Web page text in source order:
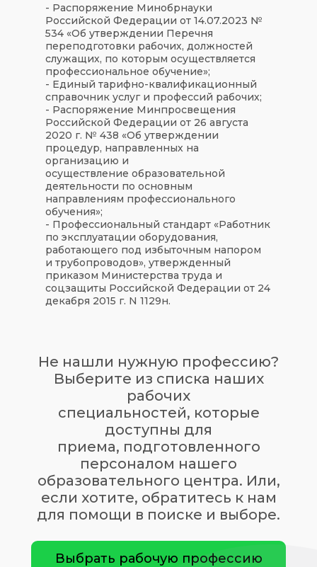
- Распоряжение Минобрнауки
Российской Федерации от 14.07.2023 №
534 «Об утверждении Перечня
переподготовки рабочих, должностей
служащих, по которым осуществляется
профессиональное обучение»;
- Единый тарифно-квалификационный
справочник услуг и профессий рабочих;
- Распоряжение Минпросвещения
Российской Федерации от 26 августа
2020 г. № 438 «Об утверждении
процедур, направленных на
организацию и
осуществление образовательной
деятельности по основным
направлениям профессионального
обучения»;
- Профессиональный стандарт «Работник
по эксплуатации оборудования,
работающего под избыточным напором
и трубопроводов», утвержденный
приказом Министерства труда и
соцзащиты Российской Федерации от 24
декабря 2015 г. N 1129н.
Не нашли нужную профессию?
Выберите из списка наших
рабочих
специальностей, которые
доступны для
приема, подготовленного
персоналом нашего
образовательного центра. Или,
если хотите, обратитесь к нам
для помощи в поиске и выборе.
Выбрать рабочую профессию